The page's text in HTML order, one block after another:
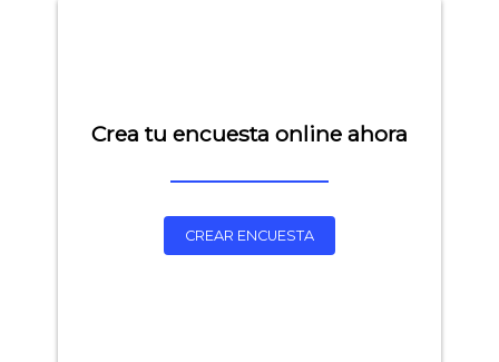
Crea tu encuesta online ahora
CREAR ENCUESTA